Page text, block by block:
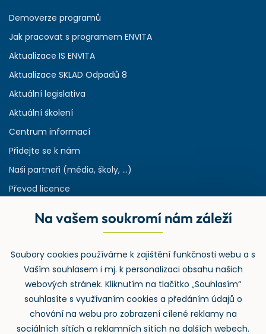
Demoverze programů
Jak pracovat s programem ENVITA
Aktualizace IS ENVITA
Aktualizace SKLAD Odpadů 8
Aktuální legislativa
Aktuální školení
Centrum informací
Přidejte se k nám
Naši partneři (média, školy, ...)
Převod licence
Rejstřík používaných zkratek v odpadech
Zpětný odběr
Na vašem soukromí nám záleží
Soubory cookies používáme k zajištění funkčnosti webu a s
Vaším souhlasem i mj. k personalizaci obsahu našich
webových stránek. Kliknutím na tlačítko „Souhlasím“
souhlasíte s využívaním cookies a předáním údajů o
chování na webu pro zobrazení cílené reklamy na
sociálních sítích a reklamních sítích na dalších webech.